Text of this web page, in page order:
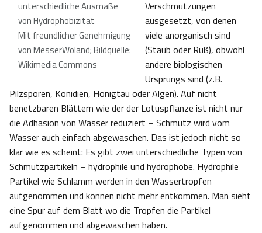
unterschiedliche Ausmaße
von Hydrophobizität
Mit freundlicher Genehmigung
von MesserWoland; Bildquelle:
Wikimedia Commons
Verschmutzungen
ausgesetzt, von denen
viele anorganisch sind
(Staub oder Ruß), obwohl
andere biologischen
Ursprungs sind (z.B.
Pilzsporen, Konidien, Honigtau oder Algen). Auf nicht
benetzbaren Blättern wie der der Lotuspflanze ist nicht nur
die Adhäsion von Wasser reduziert – Schmutz wird vom
Wasser auch einfach abgewaschen. Das ist jedoch nicht so
klar wie es scheint: Es gibt zwei unterschiedliche Typen von
Schmutzpartikeln – hydrophile und hydrophobe. Hydrophile
Partikel wie Schlamm werden in den Wassertropfen
aufgenommen und können nicht mehr entkommen. Man sieht
eine Spur auf dem Blatt wo die Tropfen die Partikel
aufgenommen und abgewaschen haben.